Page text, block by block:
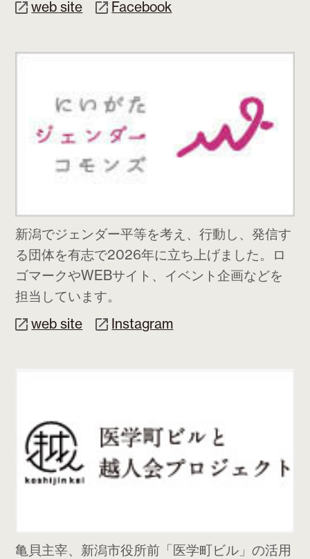
web site Facebook
新潟でジェンダー平等を考え、行動し、発信す
る団体を有志で2026年に立ち上げました。ロ
ゴマークやWEBサイト、イベント企画などを
担当しています。
web site
Instagram
亀貝主宰、新潟市役所前「医学町ビル」の活用